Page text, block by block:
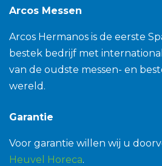
Arcos Messen
Arcos Hermanos is de eerste
bestek bedrijf met
van de oudste messen- en
wereld.
Garantie
Voor garantie willen wij u
Heuvel Horeca.